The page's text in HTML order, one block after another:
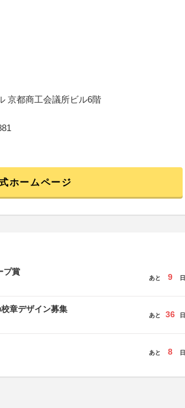
京都商工会議所ビル6階
ホームページ
プ賞
あと 9 日
章デザイン募集
あと 36 日
あと 8 日